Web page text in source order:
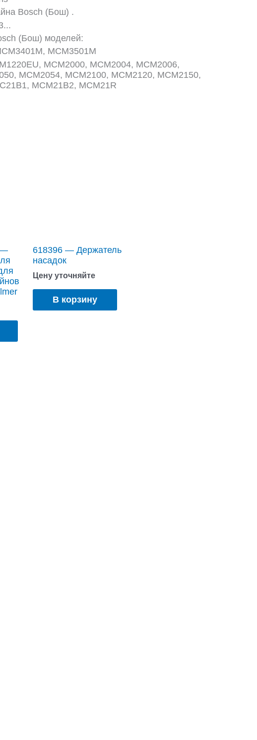
Bosch (Бош) .
.
(Бош) моделей:
MCM3501M
MCM2000, MCM2004, MCM2006,
MCM2054, MCM2100, MCM2120, MCM2150,
MCM21B2, MCM21R
—
618396 — Держатель
насадок
Цену уточняйте
В корзину